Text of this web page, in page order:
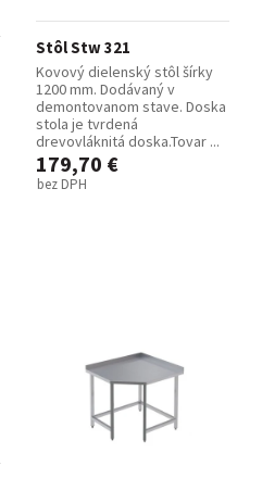
Stôl Stw 321
Kovový dielenský stôl šírky
1200 mm. Dodávaný v
demontovanom stave. Doska
stola je tvrdená
drevovláknitá doska.Tovar ...
179,70 €
bez DPH